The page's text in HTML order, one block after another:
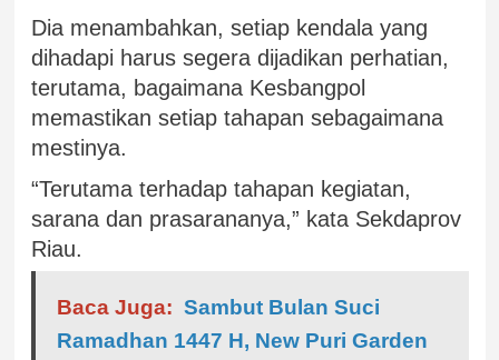
Dia menambahkan, setiap kendala yang
dihadapi harus segera dijadikan perhatian,
terutama, bagaimana Kesbangpol
memastikan setiap tahapan sebagaimana
mestinya.
“Terutama terhadap tahapan kegiatan,
sarana dan prasarananya,” kata Sekdaprov
Riau.
Baca Juga: Sambut Bulan Suci
Ramadhan 1447 H, New Puri Garden